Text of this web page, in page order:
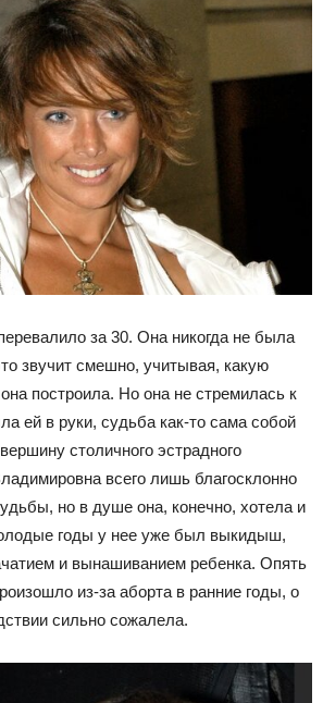
за 30. Она никогда не была
звучит смешно, учитывая, какую
построила. Но она не стремилась к
ей в руки, судьба как-то сама собой
столичного эстрадного
всего лишь благосклонно
но в душе она, конечно, хотела и
годы у нее уже был выкидыш,
и вынашиванием ребенка. Опять
из-за аборта в ранние годы, о
сильно сожалела.